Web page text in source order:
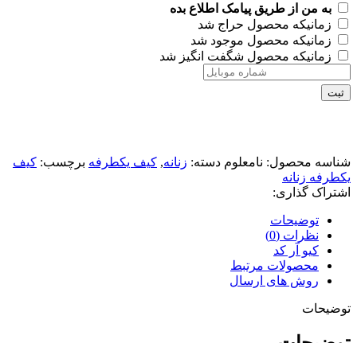
به من از طریق پیامک اطلاع بده
زمانیکه محصول حراج شد
زمانیکه محصول موجود شد
زمانیکه محصول شگفت انگیز شد
ثبت
شناسه محصول: نامعلوم دسته: زنانه, کیف یکطرفه برچسب: کیف
یکطرفه زنانه
اشتراک گذاری:
توضیحات
نظرات (0)
کیو آر کد
محصولات مرتبط
روش های ارسال
توضیحات